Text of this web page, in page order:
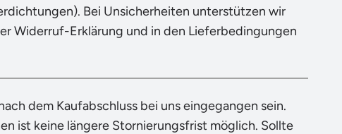
Bei Unsicherheiten unterstützen wir
Widerruf-Erklärung und in den Lieferbedingungen
dem Kaufabschluss bei uns eingegangen sein.
ist keine längere Stornierungsfrist möglich. Sollte